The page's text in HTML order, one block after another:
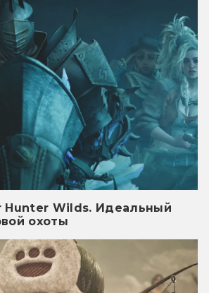
Hunter Wilds. Идеальный
охоты